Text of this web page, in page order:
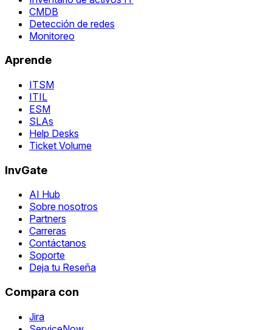
CMDB
Detección de redes
Monitoreo
Aprende
ITSM
ITIL
ESM
SLAs
Help Desks
Ticket Volume
InvGate
AI Hub
Sobre nosotros
Partners
Carreras
Contáctanos
Soporte
Deja tu Reseña
Compara con
Jira